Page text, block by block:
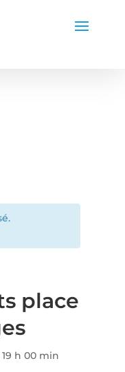
place
19 h 00 min